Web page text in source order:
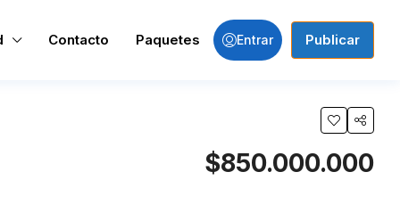
Contacto Paquetes Entrar Publicar
$850.000.000